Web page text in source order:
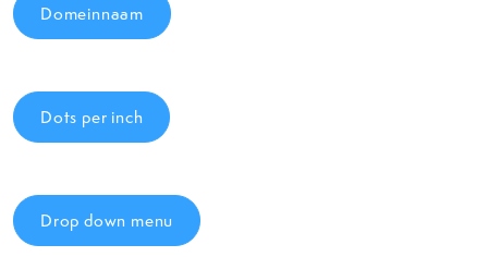
Domeinnaam
Dots per inch
Drop down menu